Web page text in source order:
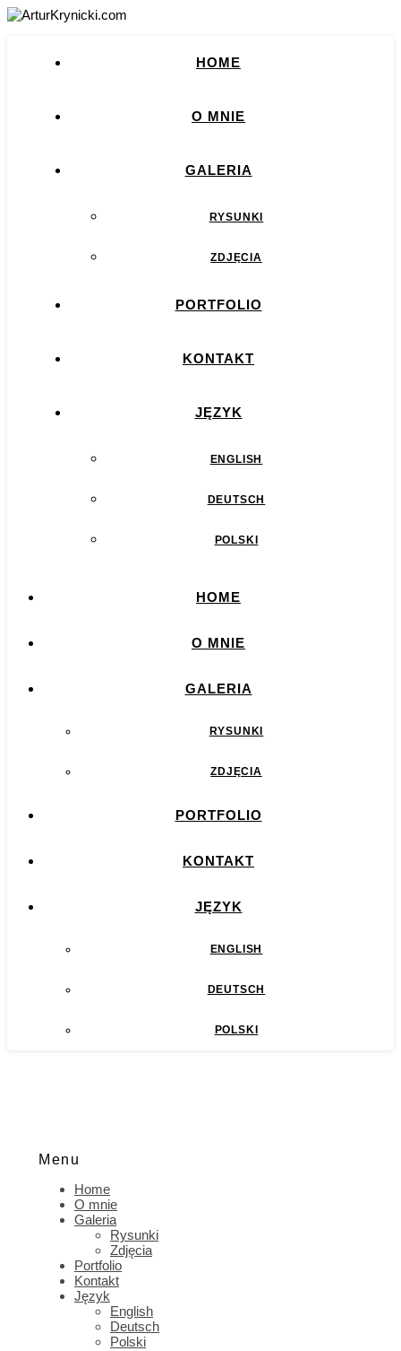
HOME
O MNIE
GALERIA
RYSUNKI
ZDJĘCIA
PORTFOLIO
KONTAKT
JĘZYK
ENGLISH
DEUTSCH
POLSKI
HOME
O MNIE
GALERIA
RYSUNKI
ZDJĘCIA
PORTFOLIO
KONTAKT
JĘZYK
ENGLISH
DEUTSCH
POLSKI
Menu
Home
O mnie
Galeria
Rysunki
Zdjęcia
Portfolio
Kontakt
Język
English
Deutsch
Polski